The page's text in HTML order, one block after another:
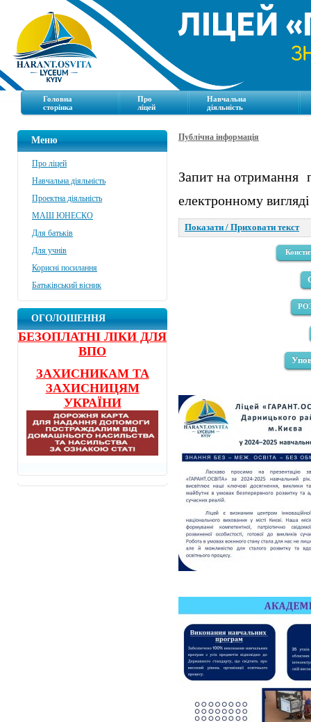
Головна
сторінка
Про
ліцей
Навчальна
діяльність
Меню
Про ліцей
Навчальна діяльність
Проектна діяльність
МАШ ЮНЕСКО
Для батьків
Для учнів
Корисні посилання
Батьківський вісник
ОГОЛОШЕННЯ
БЕЗОПЛАТНІ ЛІКИ ДЛЯ
ВПО
ЗАХИСНИКАМ ТА
ЗАХИСНИЦЯМ
УКРАЇНИ
Публічна інформація
Запит на отримання
електронному
Показати / Приховати текст